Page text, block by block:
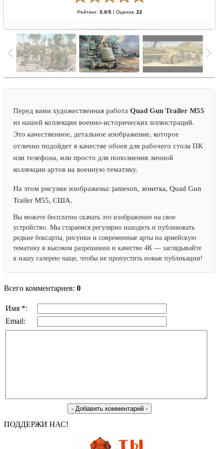
Рейтинг: 5.0/5| Оценок: 22
Перед вами художественная работа Quad Gun Trailer M55
из нашей коллекции военно-исторических иллюстраций.
Это качественное, детальное изображение, которое
отлично подойдет в качестве обоев для рабочего стола ПК
или телефона, или просто для пополнения личной
коллекции артов на военную тематику.
На этом рисунке изображены: jameson, зенитка, Quad Gun
Trailer M55, США.
Вы можете бесплатно скачать это изображение на свое
устройство. Мы стараемся регулярно находить и публиковать
редкие боксарты, рисунки и современные арты на армейскую
тематику в высоком разрешении и качестве 4К — заглядывайте
в нашу галерею чаще, чтобы не пропустить новые публикации!
Всего комментариев: 0
Имя *:
Email:
ПОДДЕРЖИ НАС!